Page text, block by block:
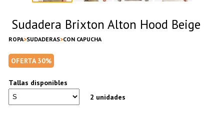
Sudadera Brixton Alton Hood Beige
ROPA SUDADERAS CON CAPUCHA
OFERTA 30%
Tallas disponibles
2 unidades